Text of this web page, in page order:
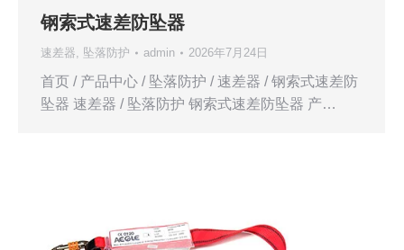
钢索式速差防坠器
速差器, 坠落防护 admin 2026年7月24日
首页 / 产品中心 / 坠落防护 / 速差器 / 钢索式速差防
坠器 速差器 / 坠落防护 钢索式速差防坠器 产…